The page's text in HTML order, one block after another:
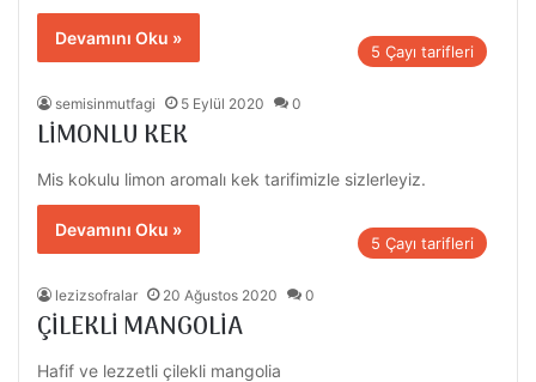
Devamını Oku »
5 Çayı tarifleri
semisinmutfagi 5 Eylül 2020 0
LİMONLU KEK
Mis kokulu limon aromalı kek tarifimizle sizlerleyiz.
Devamını Oku »
5 Çayı tarifleri
lezizsofralar 20 Ağustos 2020 0
ÇİLEKLİ MANGOLİA
Hafif ve lezzetli çilekli mangolia